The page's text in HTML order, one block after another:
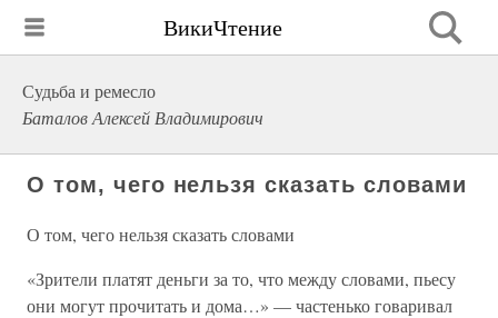
ВикиЧтение
Судьба и ремесло
Баталов Алексей Владимирович
О том, чего нельзя сказать словами
О том, чего нельзя сказать словами
«Зрители платят деньги за то, что между словами, пьесу
они могут прочитать и дома…» — частенько говаривал